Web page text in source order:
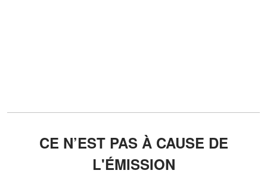
CE N’EST PAS À CAUSE DE
L'ÉMISSION